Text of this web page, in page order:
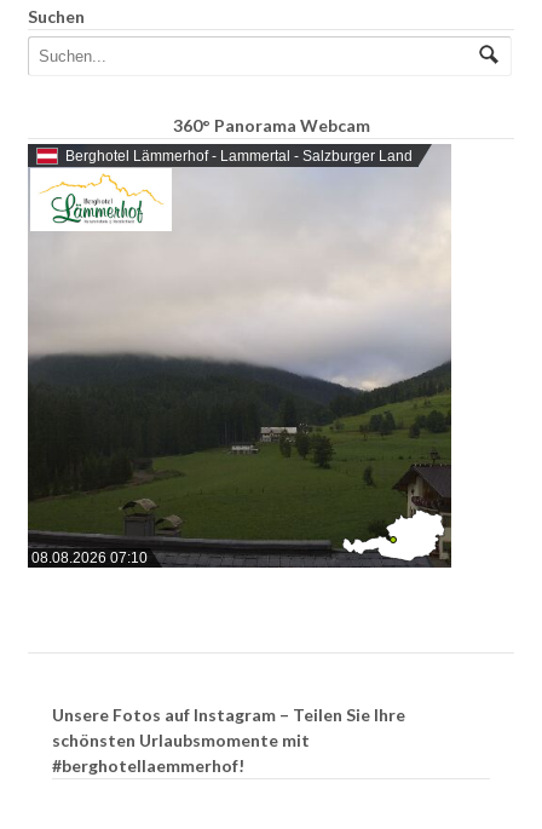
Suchen
360° Panorama Webcam
Berghotel Lämmerhof - Lammertal - Salzburger Land
08.08.2026 07:10
Unsere Fotos auf Instagram – Teilen Sie Ihre
schönsten Urlaubsmomente mit
#berghotellaemmerhof!